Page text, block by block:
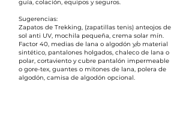
guía, colación, equipos y seguros.
Sugerencias:
Zapatos de Trekking, (zapatillas tenis) anteojos de
sol anti UV, mochila pequeña, crema solar mín.
Factor 40, medias de lana o algodón y/o material
sintético, pantalones holgados, chaleco de lana o
polar, cortaviento y cubre pantalón impermeable
o gore-tex, guantes o mitones de lana, polera de
algodón, camisa de algodón opcional.